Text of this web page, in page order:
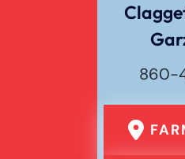
860-